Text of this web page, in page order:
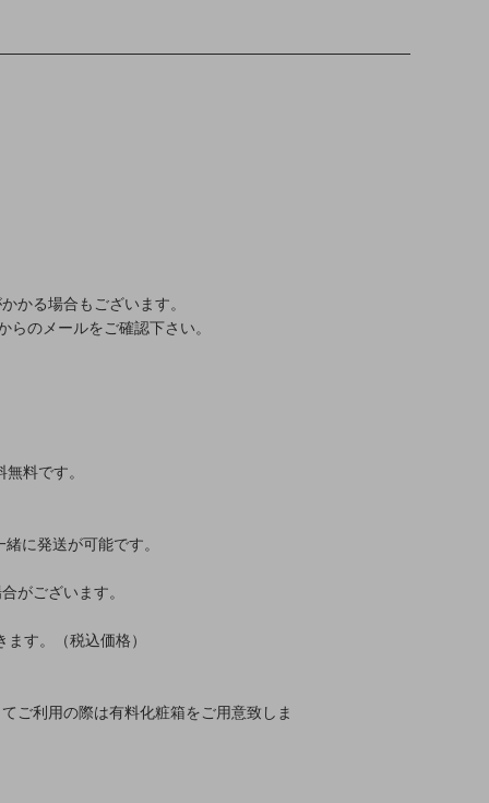
かる場合もございます。
のメールをご確認下さい。
料です。
に発送が可能です。
がございます。
す。（税込価格）
ご利用の際は有料化粧箱をご用意致しま